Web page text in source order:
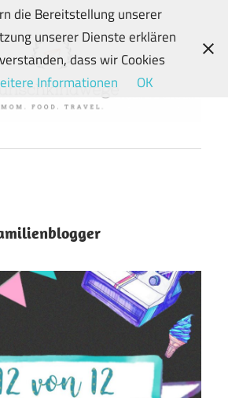
die Bereitstellung unserer
unserer Dienste erklären
dass wir Cookies
Informationen OK